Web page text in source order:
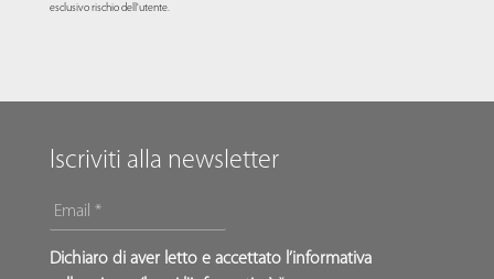
esclusivo rischio dell'utente.
Iscriviti alla newsletter
*
Dichiaro di aver letto e accettato l’informativa